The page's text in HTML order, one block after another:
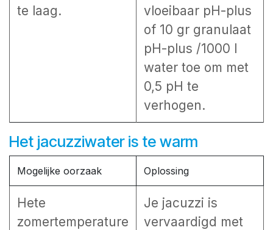
te laag.
vloeibaar pH-plus
of 10 gr granulaat
pH-plus /1000 l
water toe om met
0,5 pH te
verhogen.
Het jacuzziwater is te warm
Mogelijke oorzaak Oplossing
Hete
zomertemperature
Je jacuzzi is
vervaardigd met